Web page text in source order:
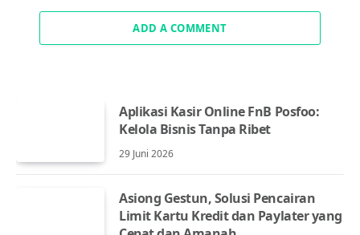
ADD A COMMENT
Aplikasi Kasir Online FnB Posfoo:
Kelola Bisnis Tanpa Ribet
29 Juni 2026
Asiong Gestun, Solusi Pencairan
Limit Kartu Kredit dan Paylater yang